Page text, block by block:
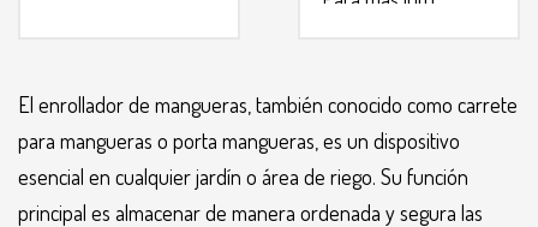
El enrollador de mangueras, también conocido como carrete
para mangueras o porta mangueras, es un dispositivo
esencial en cualquier jardín o área de riego. Su función
principal es almacenar de manera ordenada y segura las